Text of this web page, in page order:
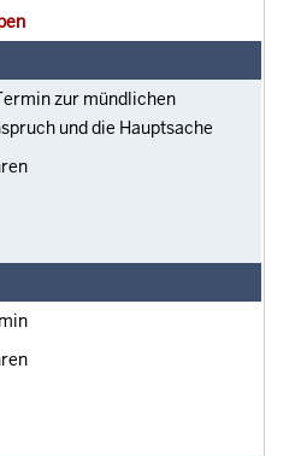
zur mündlichen
und die Hauptsache